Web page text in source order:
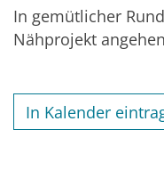
In gemütlicher
Nähprojekt
In Kalender